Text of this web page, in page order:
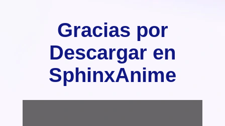
Gracias por
Descargar en
SphinxAnime